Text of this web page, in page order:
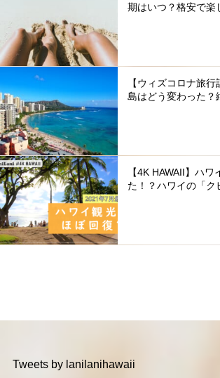
期はいつ？格安で楽
【ウィズコロナ旅
島はどう変わった？
【4K HAWAII】ハ
た！？ハワイの「ク
Tweets by lanilanihawaii